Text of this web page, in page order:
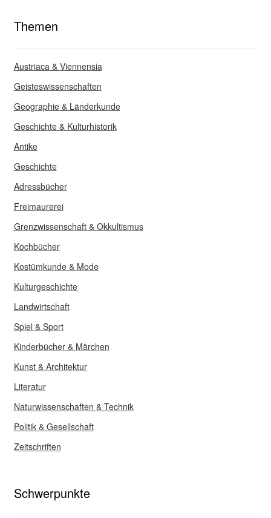
Themen
Austriaca & Viennensia
Geisteswissenschaften
Geographie & Länderkunde
Geschichte & Kulturhistorik
Antike
Geschichte
Adressbücher
Freimaurerei
Grenzwissenschaft & Okkultismus
Kochbücher
Kostümkunde & Mode
Kulturgeschichte
Landwirtschaft
Spiel & Sport
Kinderbücher & Märchen
Kunst & Architektur
Literatur
Naturwissenschaften & Technik
Politik & Gesellschaft
Zeitschriften
Schwerpunkte